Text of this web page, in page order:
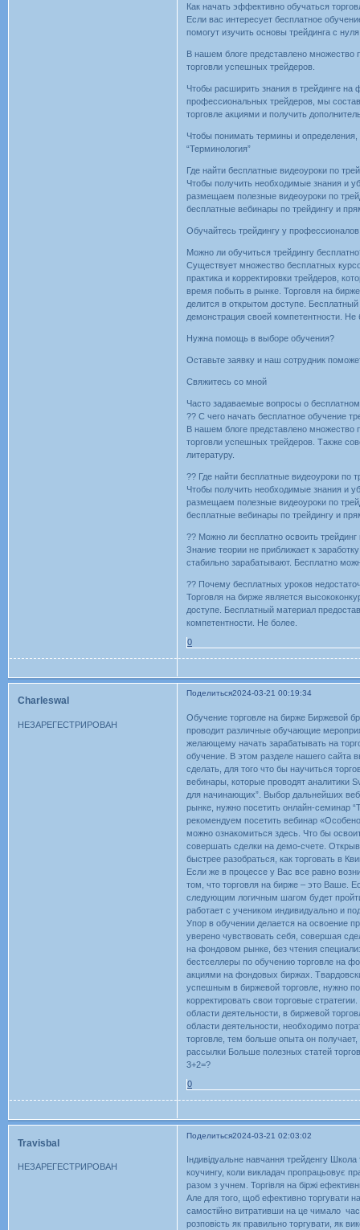
Как начать эффективно обучаться
Если вас интересует бесплатное
помогут изучить основы трейдинга с
В нашем блоге представлено множество
торговли успешных трейдеров.
Чтобы расширить знания в трейдинге
профессиональных трейдеров, мы
торговле акциями и получить
Чтобы понимать термины и
“Терминология”
Где найти бесплатные видеоуроки по
Чтобы получить необходимые знания и
размещаем полезные видеоуроки по
бесплатные вебинары по трейдингу и
Обучайтесь трейдингу у
Можно ли обучиться трейдингу
Существует множество бесплатных
практика и корректировки трейдеров,
время побыть в рынке. Торговля на
делится в открытом доступе.
демонстрация своей компетентности. Не
Нужна помощь в выборе обучения?
Оставьте заявку и наш сотрудник
Свяжитесь со мной
Часто задаваемые вопросы о
?? С чего начать бесплатное обучение
В нашем блоге представлено множество
торговли успешных трейдеров. Также
литературу.
?? Где найти бесплатные видеоуроки по
Чтобы получить необходимые знания и
размещаем полезные видеоуроки по
бесплатные вебинары по трейдингу и
?? Можно ли бесплатно освоить трейдинг
Знание теории не приближает к
стабильно зарабатывают. Бесплатно
?? Почему бесплатных уроков
Торговля на бирже является
доступе. Бесплатный материал
компетентности. Не более.
0
Поделиться2024-03-21 00:19:34
Charleswal
НЕЗАРЕГЕСТРИРОВАН
Обучение торговле на бирже Биржевой
проводит различные обучающие
желающему начать зарабатывать на
обучение. В этом разделе нашего сайта
cделать, для того что бы научиться
вебинары, которые проводят аналитики
для начинающих”. Выбор дальнейших
рынке, нужно посетить онлайн-семинар
рекомендуем посетить вебинар
можно ознакомиться здесь. Что бы
совершать сделки на демо-счете.
быстрее разобраться, как торговать в
Если же в процессе у Вас все равно
том, что торговля на бирже – это Ваше.
следующим логичным шагом будет
работает с учеником индивидуально и
Упор в обучении делается на освоение
уверено чувствовать себя, совершая
на фондовом рынке, без чтения
бестселлеры по обучению торговле на
акциями на фондовых биржах.
успешным в биржевой торговле, нужно
корректировать свои торговые
области деятельности, в биржевой
области деятельности, необходимо
торговле, тем больше опыта он
рассылки Больше полезных статей
3+2=?
0
Поделиться2024-03-21 02:03:02
Travisbal
НЕЗАРЕГЕСТРИРОВАН
Індивідуальне навчання трейденгу
коучингу, коли викладач пропрацьовує
разом з учнем. Торгівля на біржі
Але для того, щоб ефективно торгувати на
самостійно витративши на це чимало
розповість як правильно торгувати, як